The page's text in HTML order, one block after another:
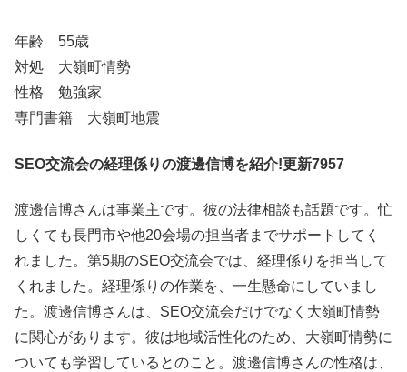
年齢 55歳
対処 大嶺町情勢
性格 勉強家
専門書籍 大嶺町地震
SEO交流会の経理係りの渡邊信博を紹介!更新7957
渡邊信博さんは事業主です。彼の法律相談も話題です。忙
しくても長門市や他20会場の担当者までサポートしてく
れました。第5期のSEO交流会では、経理係りを担当して
くれました。経理係りの作業を、一生懸命にしていまし
た。渡邊信博さんは、SEO交流会だけでなく大嶺町情勢
に関心があります。彼は地域活性化のため、大嶺町情勢に
ついても学習しているとのこと。渡邊信博さんの性格は、